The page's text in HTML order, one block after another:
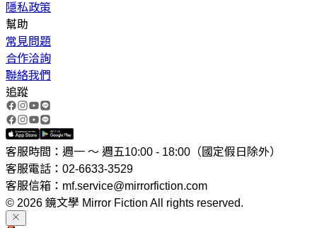
隱私政策
幫助
常見問題
合作洽詢
聯絡我們
追蹤
客服時間：週一 ～ 週五10:00 - 18:00（國定假日除外）
客服電話：02-6633-3529
客服信箱：mf.service@mirrorfiction.com
© 2026 鏡文學 Mirror Fiction All rights reserved.